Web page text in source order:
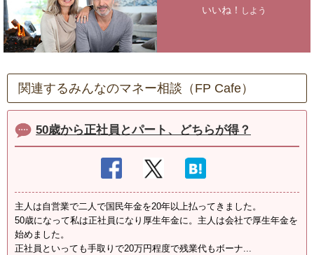
いいね！ しよう
関連するみんなのマネー相談（FP Cafe）
50歳から正社員とパート、どちらが得？
主人は自営業で二人で国民年金を20年以上払ってきました。
50歳になって私は正社員になり厚生年金に。主人は会社で厚生年金を
始めました。
正社員といっても手取りで20万円程度で残業代もボーナ...